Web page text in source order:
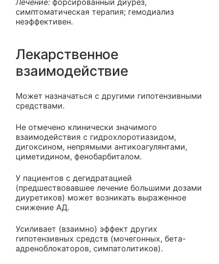
симптоматическая терапия; гемодиализ
неэффективен.
Лекарственное
взаимодействие
Может назначаться с другими гипотензивными
средствами.
Не отмечено клинически значимого
взаимодействия с гидрохлоротиазидом,
дигоксином, непрямыми антикоагулянтами,
циметидином, фенобарбиталом.
У пациентов с дегидратацией
(предшествовавшее лечение большими дозами
диуретиков) может возникать выраженное
снижение АД.
Усиливает (взаимно) эффект других
гипотензивных средств (мочегонных, бета-
адреноблокаторов, симпатолитиков).